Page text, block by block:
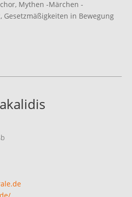
Mythen -Märchen -
Gesetzmäßigkeiten in Bewegung